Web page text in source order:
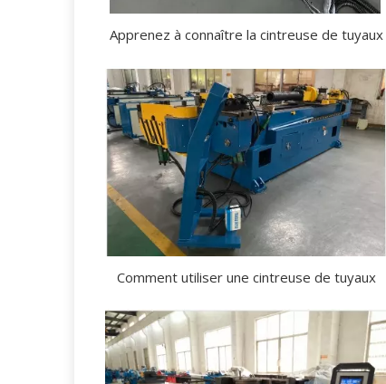
Apprenez à connaître la cintreuse de tuyaux
Comment utiliser une cintreuse de tuyaux